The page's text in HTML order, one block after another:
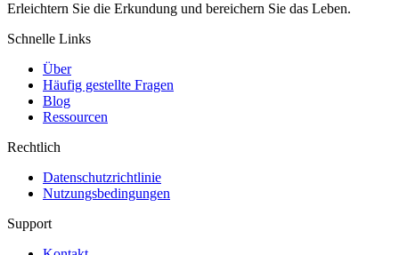
Erleichtern Sie die Erkundung und bereichern Sie das Leben.
Schnelle Links
Über
Häufig gestellte Fragen
Blog
Ressourcen
Rechtlich
Datenschutzrichtlinie
Nutzungsbedingungen
Support